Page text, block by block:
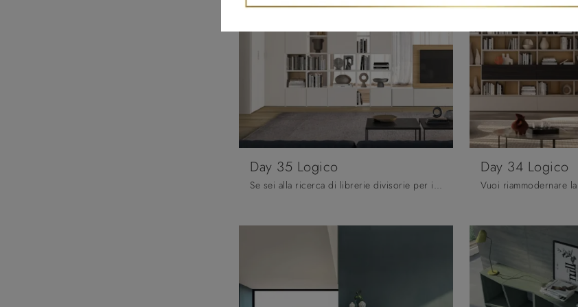
Day 35 Logico
Se sei alla ricerca di librerie divisorie per il soggiorno, clicca e scopri le nostre soluzioni moderne: il modello Day 35 Logico Orme ti aspetta!
Day 34 Logico